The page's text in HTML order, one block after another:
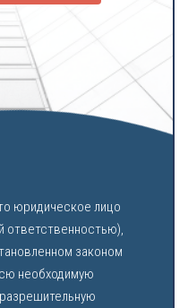
юридическое лицо
ответственностью),
законом
необходимую